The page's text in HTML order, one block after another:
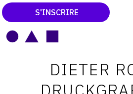
S'INSCRIRE
CATALOGUES
DIETER